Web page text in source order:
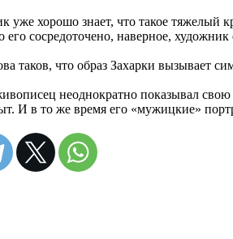
уже хорошо знает, что такое тяжелый
его сосредоточено, наверное, художник
таков, что образ Захарки вызывает
неоднократно показывал свою
И в то же время его «мужицкие»